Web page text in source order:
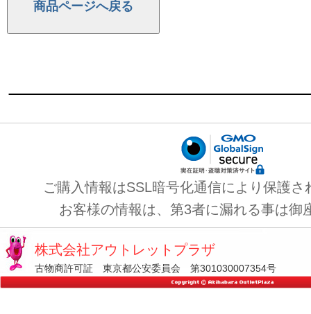
ご購入情報はSSL暗号化通信により保護さ
お客様の情報は、第3者に漏れる事は御
株式会社アウトレットプラザ
古物商許可証 東京都公安委員会 第301030007354号